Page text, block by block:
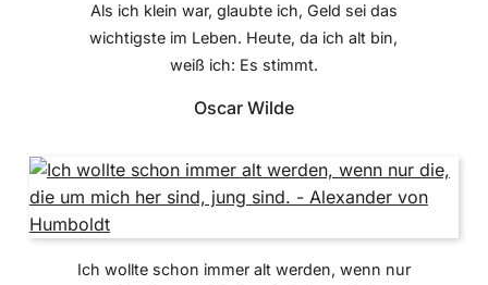
Als ich klein war, glaubte ich, Geld sei das
wichtigste im Leben. Heute, da ich alt bin,
weiß ich: Es stimmt.
Oscar Wilde
Ich wollte schon immer alt werden, wenn nur